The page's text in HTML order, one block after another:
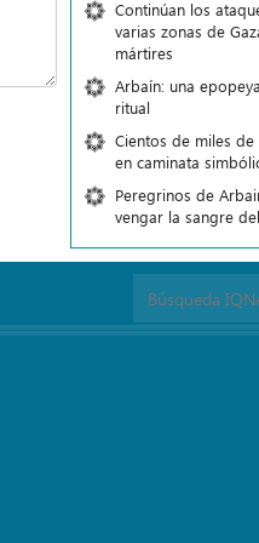
Continúan los
varias zonas de
mártires
Arbaín: una
ritual
Cientos de miles
en caminata
Peregrinos de
vengar la sangre